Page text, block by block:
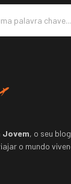
Jovem, o seu
o mundo